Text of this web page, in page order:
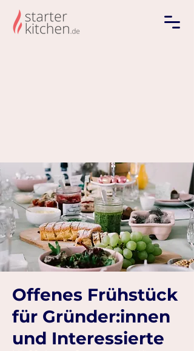
Offenes Frühstück
für Gründer:innen
und Interessierte